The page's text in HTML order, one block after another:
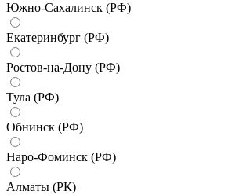
Южно-Сахалинск (РФ)
Екатеринбург (РФ)
Ростов-на-Дону (РФ)
Тула (РФ)
Обнинск (РФ)
Наро-Фоминск (РФ)
Алматы (РК)